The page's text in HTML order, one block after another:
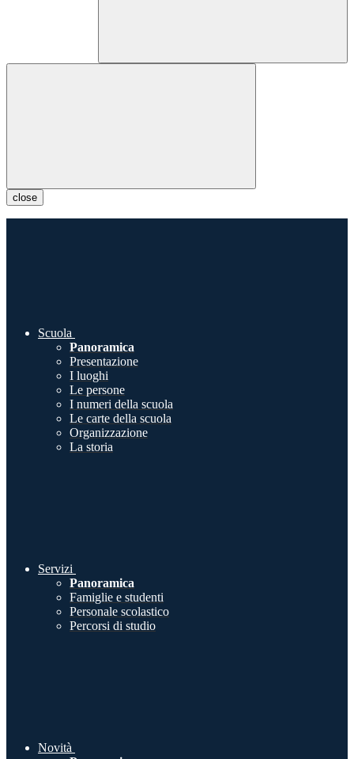
close
Scuola
Panoramica
Presentazione
I luoghi
Le persone
I numeri della scuola
Le carte della scuola
Organizzazione
La storia
Servizi
Panoramica
Famiglie e studenti
Personale scolastico
Percorsi di studio
Novità